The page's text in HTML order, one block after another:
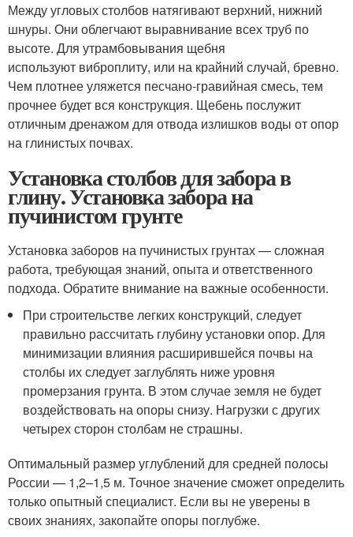
Между угловых столбов натягивают верхний, нижний
шнуры. Они облегчают выравнивание всех труб по
высоте. Для утрамбовывания щебня
используют виброплиту, или на крайний случай, бревно.
Чем плотнее уляжется песчано-гравийная смесь, тем
прочнее будет вся конструкция. Щебень послужит
отличным дренажом для отвода излишков воды от опор
на глинистых почвах.
Установка столбов для забора в
глину. Установка забора на
пучинистом грунте
Установка заборов на пучинистых грунтах — сложная
работа, требующая знаний, опыта и ответственного
подхода. Обратите внимание на важные особенности.
При строительстве легких конструкций, следует
правильно рассчитать глубину установки опор. Для
минимизации влияния расширившейся почвы на
столбы их следует заглублять ниже уровня
промерзания грунта. В этом случае земля не будет
воздействовать на опоры снизу. Нагрузки с других
четырех сторон столбам не страшны.
Оптимальный размер углублений для средней полосы
России — 1,2–1,5 м. Точное значение сможет определить
только опытный специалист. Если вы не уверены в
своих знаниях, закопайте опоры поглубже.